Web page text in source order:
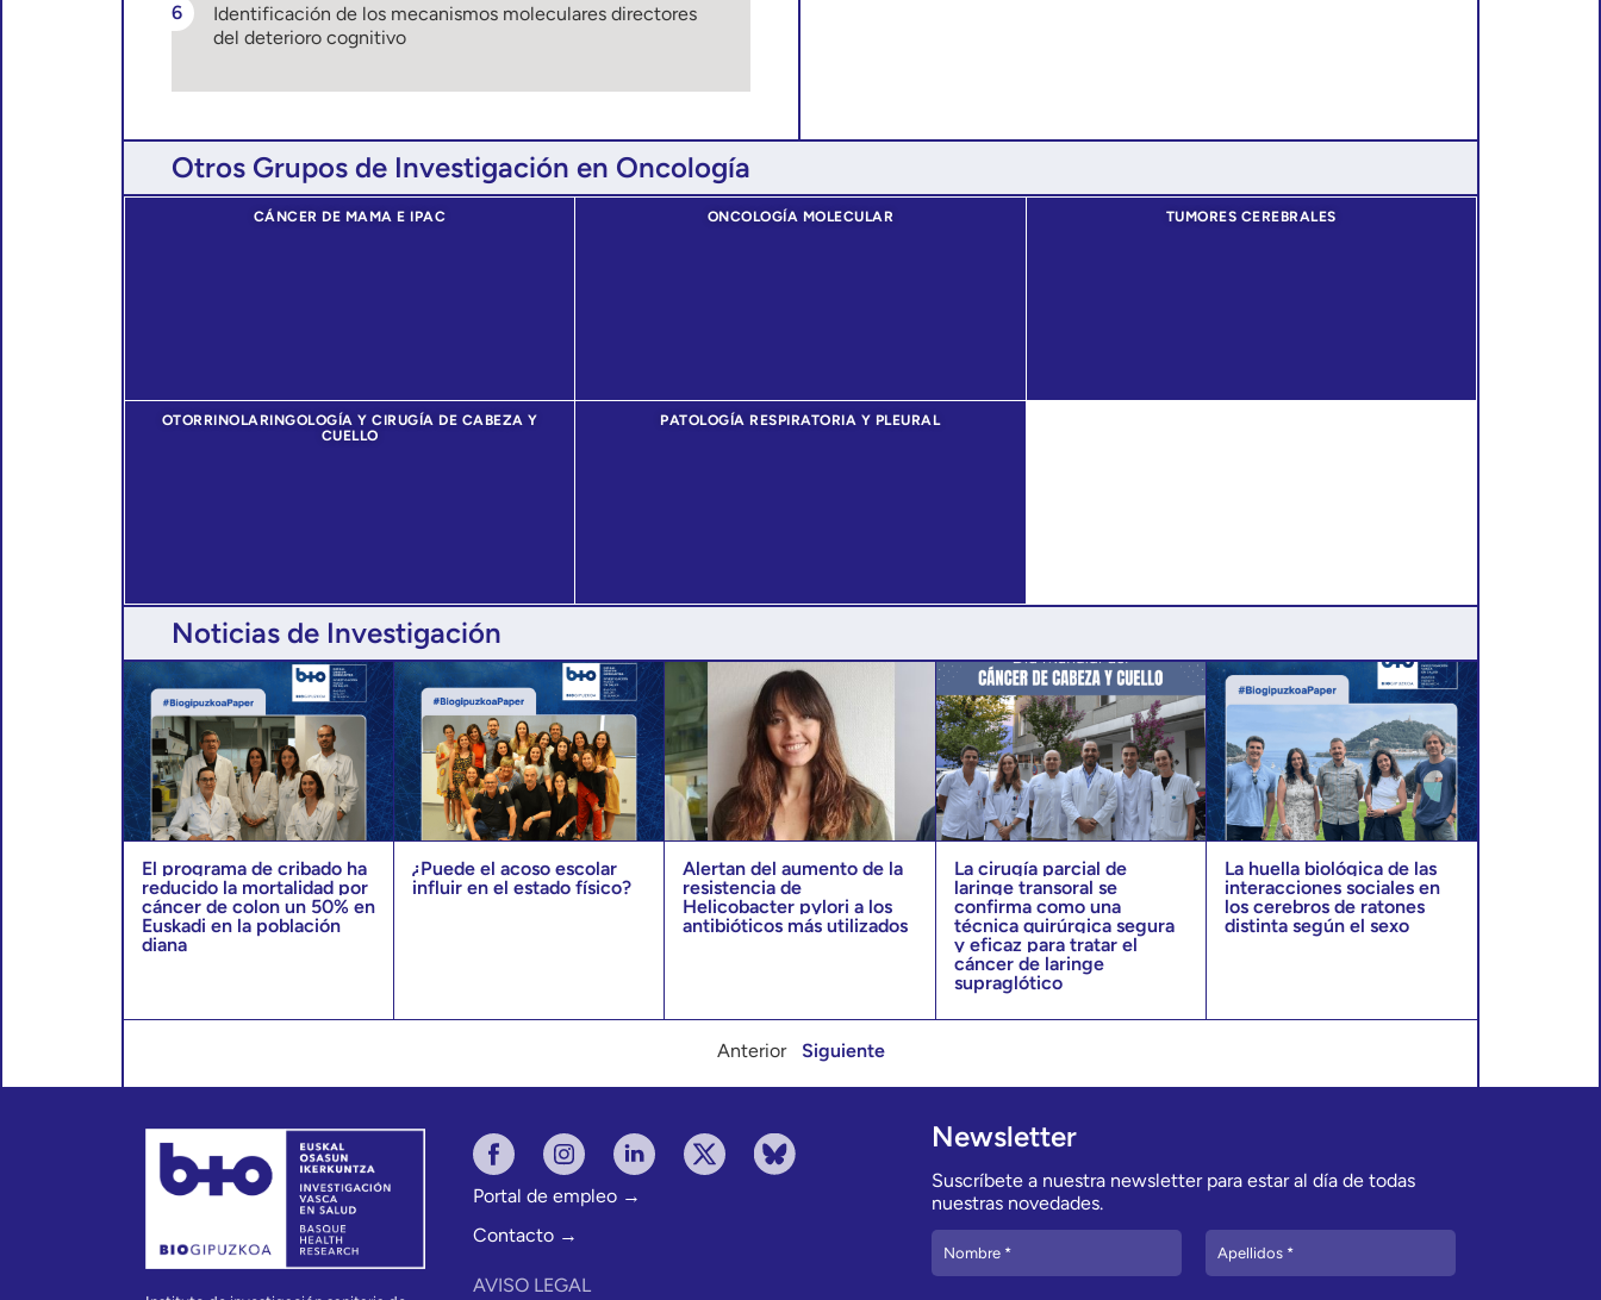
Identificación de los mecanismos moleculares directores
del deterioro cognitivo
Otros Grupos de Investigación en Oncología
CÁNCER DE MAMA E IPAC ONCOLOGÍA MOLECULAR TUMORES CEREBRALES
OTORRINOLARINGOLOGÍA Y CIRUGÍA DE CABEZA Y
CUELLO
PATOLOGÍA RESPIRATORIA Y PLEURAL
Noticias de Investigación
El programa de cribado ha
reducido la mortalidad por
cáncer de colon un 50% en
Euskadi en la población
diana
¿Puede el acoso escolar
influir en el estado físico?
Alertan del aumento de la
resistencia de
Helicobacter pylori a los
antibióticos más utilizados
La cirugía parcial de
laringe transoral se
confirma como una
técnica quirúrgica segura
y eficaz para tratar el
cáncer de laringe
supraglótico
La huella biológica de las
interacciones sociales en
los cerebros de ratones
distinta según el sexo
Anterior Siguiente
Portal de empleo →
Contacto →
AVISO LEGAL
Newsletter
Suscríbete a nuestra newsletter para estar al día de todas
nuestras novedades.